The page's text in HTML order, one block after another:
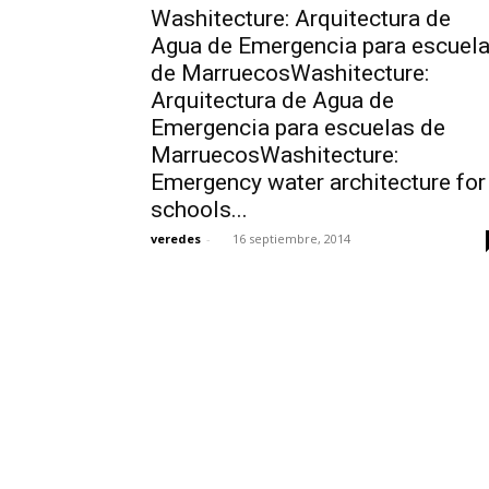
Washitecture: Arquitectura de
Agua de Emergencia para
de MarruecosWashitecture:
Arquitectura de Agua de
Emergencia para escuelas de
MarruecosWashitecture:
Emergency water architecture for
schools...
veredes - 16 septiembre, 2014